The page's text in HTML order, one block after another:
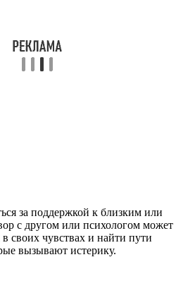
за поддержкой к близким или
с другом или психологом может
своих чувствах и найти пути
вызывают истерику.